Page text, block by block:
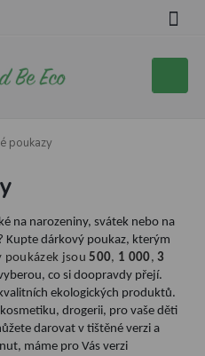
košík
poukazy
na narozeniny, svátek nebo na
Kupte dárkový poukaz, kterým
poukázek jsou500, 1 000,3
co si doopravdy přejí.
ekologických produktů.
drogerii, pro vaše děti
darovat v tištěné verzi a
máme pro Vás verzi